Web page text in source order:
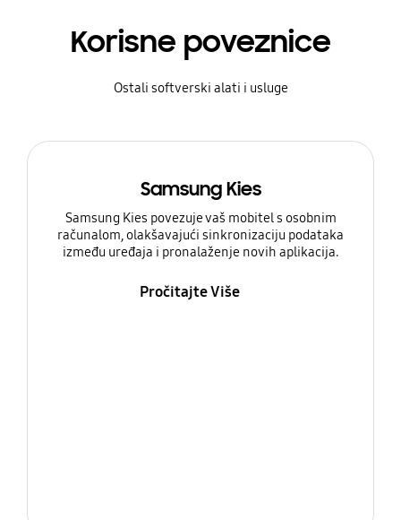
Korisne poveznice
Ostali softverski alati i usluge
Samsung Kies
Samsung Kies povezuje vaš mobitel s osobnim
računalom, olakšavajući sinkronizaciju podataka
između uređaja i pronalaženje novih aplikacija.
Pročitajte Više